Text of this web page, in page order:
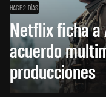
HACE 2 DÍAS
Netflix ficha a
acuerdo
producciones